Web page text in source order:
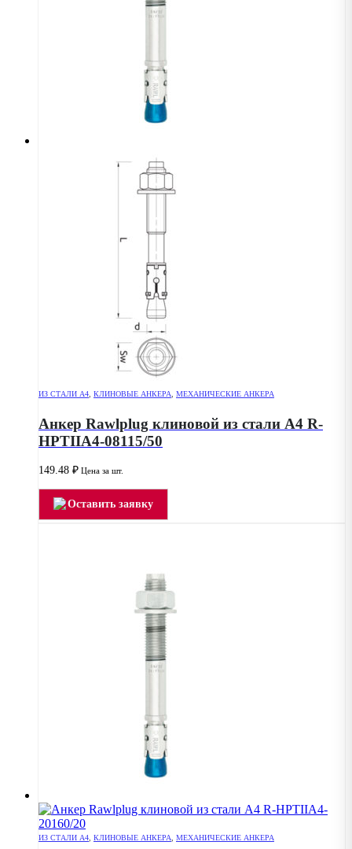
ИЗ СТАЛИ А4 КЛИНОВЫЕ АНКЕРА МЕХАНИЧЕСКИЕ АНКЕРА
Анкер Rawlplug клиновой из стали А4 R-
HPTIIA4-08115/50
149.48 ₽ Цена за шт.
Оставить заявку
ИЗ СТАЛИ А4 КЛИНОВЫЕ АНКЕРА МЕХАНИЧЕСКИЕ АНКЕРА